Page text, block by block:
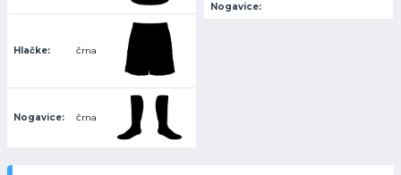
Hlačke: črna
Nogavice: črna
Nogavice: